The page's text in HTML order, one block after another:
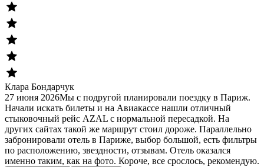
Клара Бондарчук
27 июня 2026Мы с подругой планировали поездку в Париж.
Начали искать билеты и на Авиакассе нашли отличный
стыковочный рейс AZAL с нормальной пересадкой. На
других сайтах такой же маршрут стоил дороже. Параллельно
забронировали отель в Париже, выбор большой, есть фильтры
по расположению, звездности, отзывам. Отель оказался
именно таким, как на фото. Короче, все срослось, рекомендую.